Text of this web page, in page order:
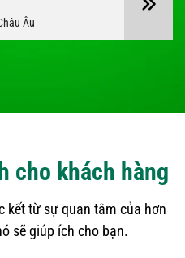
Âu
cho khách hàng
kết từ sự quan tâm của hơn
sẽ giúp ích cho bạn.